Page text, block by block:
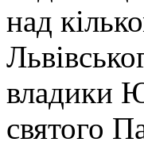
над
владики
святого